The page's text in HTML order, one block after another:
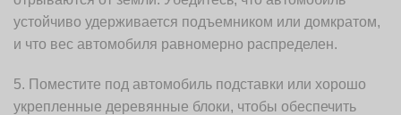
устойчиво удерживается подъемником или домкратом,
и что вес автомобиля равномерно распределен.
5. Поместите под автомобиль подставки или хорошо
укрепленные деревянные блоки, чтобы обеспечить